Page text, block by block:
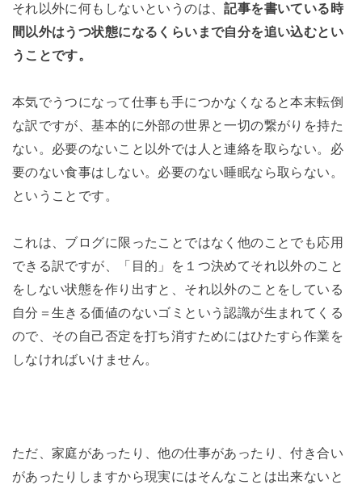
それ以外に何もしないというのは、記事を書いている時
間以外はうつ状態になるくらいまで自分を追い込むとい
うことです。
本気でうつになって仕事も手につかなくなると本末転倒
な訳ですが、基本的に外部の世界と一切の繋がりを持た
ない。必要のないこと以外では人と連絡を取らない。必
要のない食事はしない。必要のない睡眠なら取らない。
ということです。
これは、ブログに限ったことではなく他のことでも応用
できる訳ですが、「目的」を１つ決めてそれ以外のこと
をしない状態を作り出すと、それ以外のことをしている
自分＝生きる価値のないゴミという認識が生まれてくる
ので、その自己否定を打ち消すためにはひたすら作業を
しなければいけません。
ただ、家庭があったり、他の仕事があったり、付き合い
があったりしますから現実にはそんなことは出来ないと